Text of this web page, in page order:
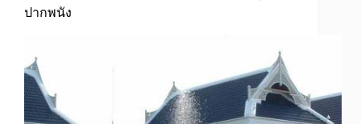
ปากพนัง